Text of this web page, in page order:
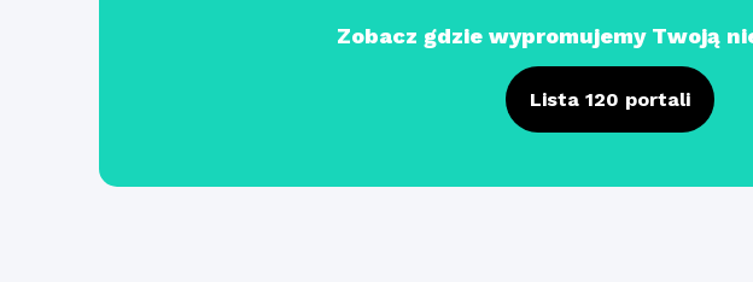
Zobacz gdzie wypromujemy Twoją
Lista 120 portali